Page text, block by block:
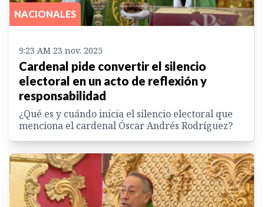
NACIONALES
9:23 AM 23 nov. 2025
Cardenal pide convertir el silencio
electoral en un acto de reflexión y
responsabilidad
¿Qué es y cuándo inicia el silencio electoral que
menciona el cardenal Óscar Andrés Rodríguez?